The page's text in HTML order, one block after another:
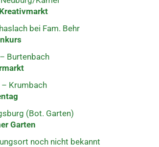
bei Fam. Behr
Burtenbach
Krumbach
(Bot. Garten)
Garten
noch nicht bekannt